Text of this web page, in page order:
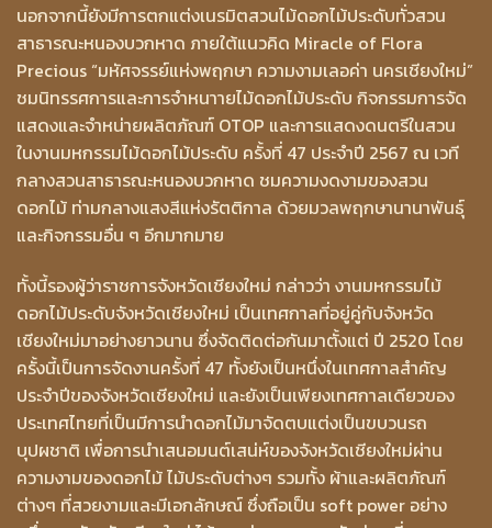
นอกจากนี้ยังมีการตกแต่งเนรมิตสวนไม้ดอกไม้ประดับทั่วสวน
สาธารณะหนองบวกหาด ภายใต้แนวคิด Miracle of Flora
Precious “มหัศจรรย์แห่งพฤกษา ความงามเลอค่า นครเชียงใหม่”
ชมนิทรรศการและการจําหนาายไม้ดอกไม้ประดับ กิจกรรมการจัด
แสดงและจําหน่ายผลิตภัณฑ์ OTOP และการแสดงดนตรีในสวน
ในงานมหกรรมไม้ดอกไม้ประดับ ครั้งที่ 47 ประจําปี 2567 ณ เวที
กลางสวนสาธารณะหนองบวกหาด ชมความงดงามของสวน
ดอกไม้ ท่ามกลางแสงสีแห่งรัตติกาล ด้วยมวลพฤกษานานาพันธุ์
และกิจกรรมอื่น ๆ อีกมากมาย
ทั้งนี้รองผู้ว่าราชการจังหวัดเชียงใหม่ กล่าวว่า งานมหกรรมไม้
ดอกไม้ประดับจังหวัดเชียงใหม่ เป็นเทศกาลที่อยู่คู่กับจังหวัด
เชียงใหม่มาอย่างยาวนาน ซึ่งจัดติดต่อกันมาตั้งแต่ ปี 2520 โดย
ครั้งนี้เป็นการจัดงานครั้งที่ 47 ทั้งยังเป็นหนึ่งในเทศกาลสำคัญ
ประจำปีของจังหวัดเชียงใหม่ และยังเป็นเพียงเทศกาลเดียวของ
ประเทศไทยที่เป็นมีการนำดอกไม้มาจัดตบแต่งเป็นขบวนรถ
บุปผชาติ เพื่อการนำเสนอมนต์เสน่ห์ของจังหวัดเชียงใหม่ผ่าน
ความงามของดอกไม้ ไม้ประดับต่างๆ รวมทั้ง ผ้าและผลิตภัณฑ์
ต่างๆ ที่สวยงามและมีเอกลักษณ์ ซึ่งถือเป็น soft power อย่าง